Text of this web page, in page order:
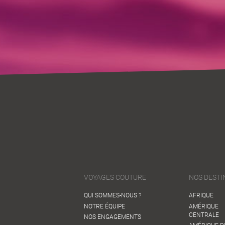
VOYAGES COUTURE
QUI SOMMES-NOUS ?
NOTRE ÉQUIPE
NOS ENGAGEMENTS
NOS
AFRIQUE
AMÉRIQUE
CENTRALE